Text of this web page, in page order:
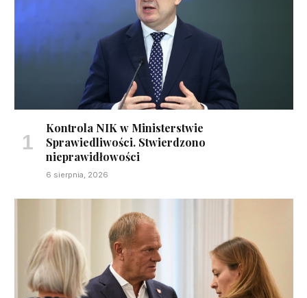
Kontrola NIK w Ministerstwie
Sprawiedliwości. Stwierdzono
nieprawidłowości
6 sierpnia, 2026